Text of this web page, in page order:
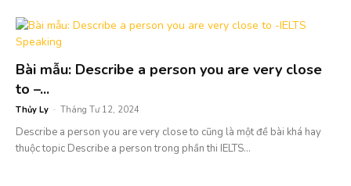
Bài mẫu: Describe a person you are very close
to –...
Thủy Ly - Tháng Tư 12, 2024
Describe a person you are very close to cũng là một đề bài khá hay
thuộc topic Describe a person trong phần thi IELTS...